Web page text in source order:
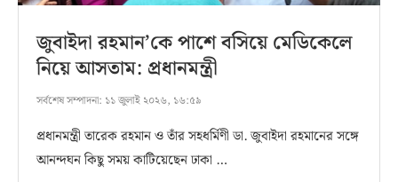
জুবাইদা রহমান’কে পাশে বসিয়ে মেডিকেলে
নিয়ে আসতাম: প্রধানমন্ত্রী
সর্বশেষ সম্পাদনা: ১১ জুলাই ২০২৬, ১৬:৫৯
প্রধানমন্ত্রী তারেক রহমান ও তাঁর সহধর্মিণী ডা. জুবাইদা রহমানের সঙ্গে
আনন্দঘন কিছু সময় কাটিয়েছেন ঢাকা …